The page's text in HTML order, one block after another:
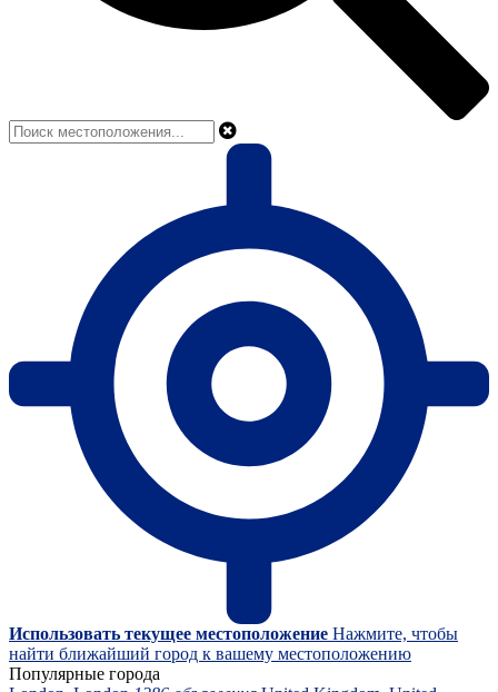
Использовать текущее местоположение Нажмите, чтобы
найти ближайший город к вашему местоположению
Популярные города